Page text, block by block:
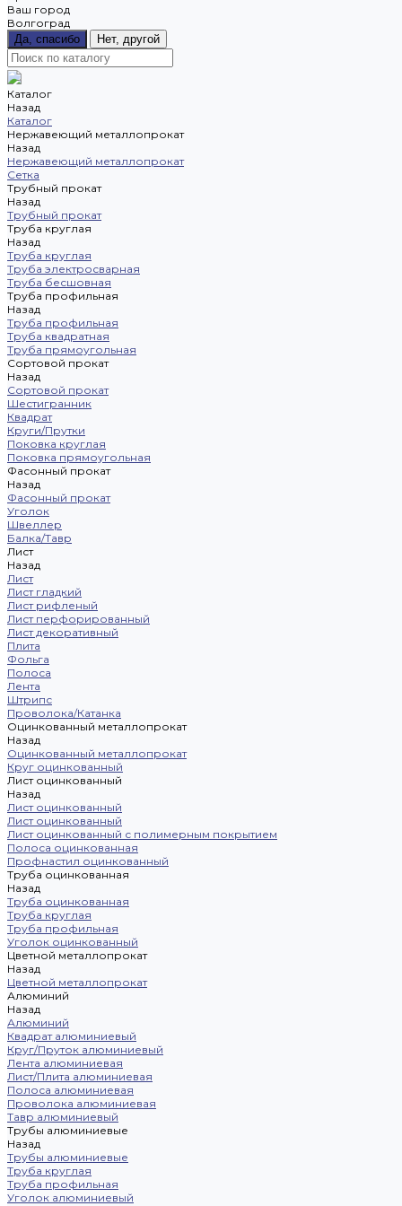
Ваш город
Волгоград
Да, спасибо
Нет, другой
Каталог
Назад
Каталог
Нержавеющий металлопрокат
Назад
Нержавеющий металлопрокат
Сетка
Трубный прокат
Назад
Трубный прокат
Труба круглая
Назад
Труба круглая
Труба электросварная
Труба бесшовная
Труба профильная
Назад
Труба профильная
Труба квадратная
Труба прямоугольная
Сортовой прокат
Назад
Сортовой прокат
Шестигранник
Квадрат
Круги/Прутки
Поковка круглая
Поковка прямоугольная
Фасонный прокат
Назад
Фасонный прокат
Уголок
Швеллер
Балка/Тавр
Лист
Назад
Лист
Лист гладкий
Лист рифленый
Лист перфорированный
Лист декоративный
Плита
Фольга
Полоса
Лента
Штрипс
Проволока/Катанка
Оцинкованный металлопрокат
Назад
Оцинкованный металлопрокат
Круг оцинкованный
Лист оцинкованный
Назад
Лист оцинкованный
Лист оцинкованный
Лист оцинкованный с полимерным покрытием
Полоса оцинкованная
Профнастил оцинкованный
Труба оцинкованная
Назад
Труба оцинкованная
Труба круглая
Труба профильная
Уголок оцинкованный
Цветной металлопрокат
Назад
Цветной металлопрокат
Алюминий
Назад
Алюминий
Квадрат алюминиевый
Круг/Пруток алюминиевый
Лента алюминиевая
Лист/Плита алюминиевая
Полоса алюминиевая
Проволока алюминиевая
Тавр алюминиевый
Трубы алюминиевые
Назад
Трубы алюминиевые
Труба круглая
Труба профильная
Уголок алюминиевый